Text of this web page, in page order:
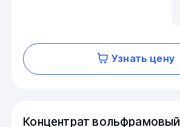
Узнать цену
Концентрат вольфрамовый